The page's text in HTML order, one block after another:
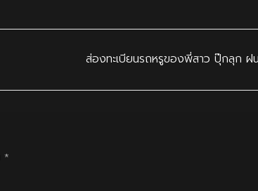
ส่องทะเบียนรถหรูของพี่สาว ปุ๊กลุก
*